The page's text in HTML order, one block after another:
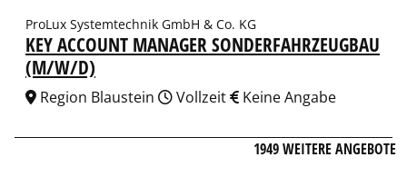
ProLux Systemtechnik GmbH & Co. KG
KEY ACCOUNT MANAGER SONDERFAHRZEUGBAU
(M/W/D)
Region Blaustein Vollzeit Keine Angabe
1949 WEITERE ANGEBOTE